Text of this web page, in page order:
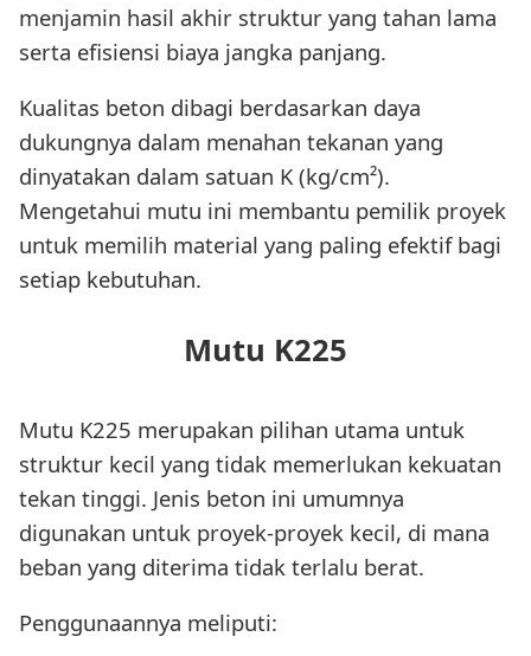
menjamin hasil akhir struktur yang tahan lama
serta efisiensi biaya jangka panjang.
Kualitas beton dibagi berdasarkan daya
dukungnya dalam menahan tekanan yang
dinyatakan dalam satuan K (kg/cm²).
Mengetahui mutu ini membantu pemilik proyek
untuk memilih material yang paling efektif bagi
setiap kebutuhan.
Mutu K225
Mutu K225 merupakan pilihan utama untuk
struktur kecil yang tidak memerlukan kekuatan
tekan tinggi. Jenis beton ini umumnya
digunakan untuk proyek-proyek kecil, di mana
beban yang diterima tidak terlalu berat.
Penggunaannya meliputi: